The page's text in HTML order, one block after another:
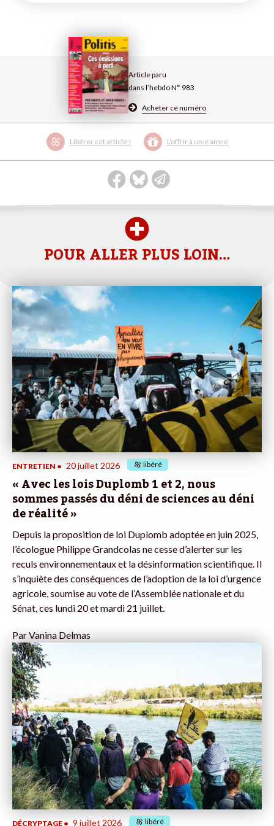
Article paru
dans l’hebdo N° 983
Acheter ce numéro
Libérer cet article ! L’offrir à un·e ami·e
POUR ALLER PLUS LOIN…
ENTRETIEN • 20 juillet 2026 libéré
« Avec les lois Duplomb 1 et 2, nous
sommes passés du déni de sciences au déni
de réalité »
Depuis la proposition de loi Duplomb adoptée en juin 2025,
l’écologue Philippe Grandcolas ne cesse d’alerter sur les
reculs environnementaux et la désinformation scientifique. Il
s’inquiète des conséquences de l’adoption de la loi d’urgence
agricole, soumise au vote de l’Assemblée nationale et du
Sénat, ces lundi 20 et mardi 21 juillet.
ParVanina Delmas
DÉCRYPTAGE • 9 juillet 2026 libéré